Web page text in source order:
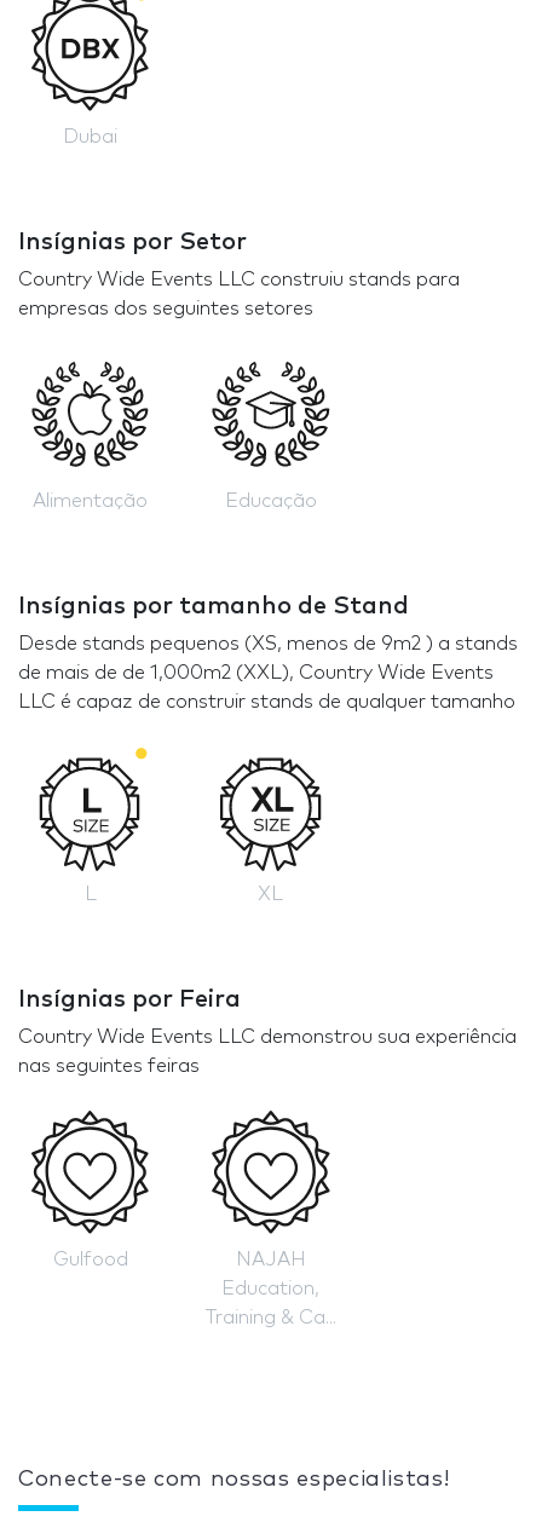
Dubai
Insígnias por Setor
Country Wide Events LLC construiu stands para
empresas dos seguintes setores
Alimentação Educação
Insígnias por tamanho de Stand
Desde stands pequenos (XS, menos de 9m2 ) a stands
de mais de de 1,000m2 (XXL), Country Wide Events
LLC é capaz de construir stands de qualquer tamanho
L XL
Insígnias por Feira
Country Wide Events LLC demonstrou sua experiência
nas seguintes feiras
Gulfood
NAJAH
Education,
Training & Ca...
Conecte-se com nossas especialistas!